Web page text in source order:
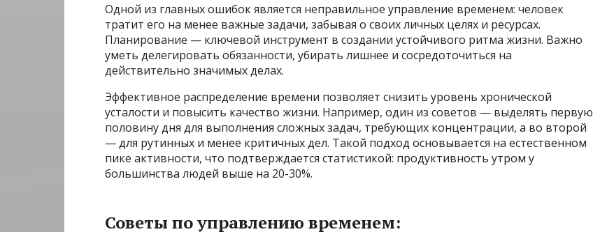
Одной из главных ошибок является неправильное управление временем: человек
тратит его на менее важные задачи, забывая о своих личных целях и ресурсах.
Планирование — ключевой инструмент в создании устойчивого ритма жизни. Важно
уметь делегировать обязанности, убирать лишнее и сосредоточиться на
действительно значимых делах.
Эффективное распределение времени позволяет снизить уровень хронической
усталости и повысить качество жизни. Например, один из советов — выделять первую
половину дня для выполнения сложных задач, требующих концентрации, а во второй
— для рутинных и менее критичных дел. Такой подход основывается на естественном
пике активности, что подтверждается статистикой: продуктивность утром у
большинства людей выше на 20-30%.
Советы по управлению временем: